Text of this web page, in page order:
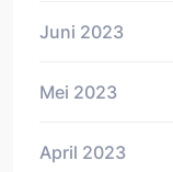
Juni 2023
Mei 2023
April 2023